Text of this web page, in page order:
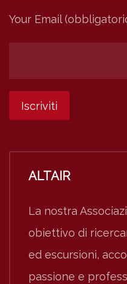
Your Email
ALTAIR
La nostra
obiettivo di
ed escursioni,
passione e